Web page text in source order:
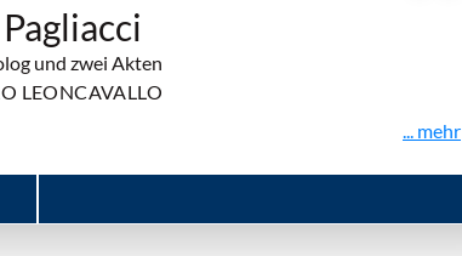
und zwei Akten
LEONCAVALLO
... mehr